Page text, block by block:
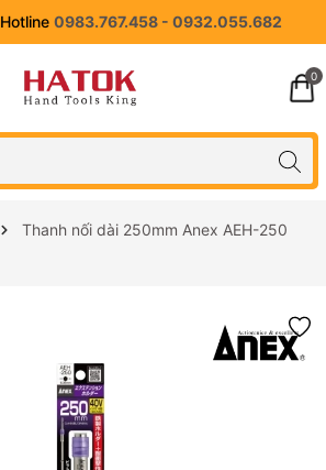
Hotline 0983.767.458 - 0932.055.682
0
Thanh nối dài 250mm Anex AEH-250